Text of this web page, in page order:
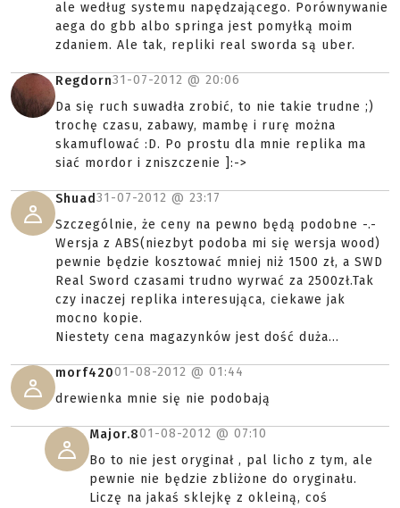
ale według systemu napędzającego. Porównywanie
aega do gbb albo springa jest pomyłką moim
zdaniem. Ale tak, repliki real sworda są uber.
Regdorn31-07-2012 @ 20:06
Da się ruch suwadła zrobić, to nie takie trudne ;)
trochę czasu, zabawy, mambę i rurę można
skamuflować :D. Po prostu dla mnie replika ma
siać mordor i zniszczenie ]:->
Shuad31-07-2012 @ 23:17
Szczególnie, że ceny na pewno będą podobne -.-
Wersja z ABS(niezbyt podoba mi się wersja wood)
pewnie będzie kosztować mniej niż 1500 zł, a SWD
Real Sword czasami trudno wyrwać za 2500zł.Tak
czy inaczej replika interesująca, ciekawe jak
mocno kopie.
Niestety cena magazynków jest dość duża...
morf42001-08-2012 @ 01:44
drewienka mnie się nie podobają
Major.801-08-2012 @ 07:10
Bo to nie jest oryginał , pal licho z tym, ale
pewnie nie będzie zbliżone do oryginału.
Liczę na jakaś sklejkę z okleiną, coś